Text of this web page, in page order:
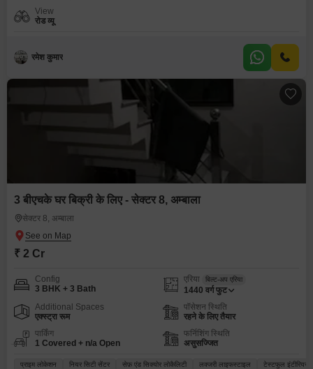
View
रोड व्यू
रमेश कुमार
3 बीएचके घर बिक्री के लिए - सेक्टर 8, अम्बाला
सेक्टर 8, अम्बाला
₹ 2 Cr
Config
3 BHK + 3 Bath
एरिया बिल्ट-अप एरिया
1440 वर्ग फुट
Additional Spaces
एक्स्ट्रा रूम
पॉसेशन स्थिति
रहने के लिए तैयार
पार्किंग
1 Covered + n/a Open
फर्निशिंग स्थिति
असुसज्जित
प्राइम लोकेशन नियर सिटी सेंटर सेफ़ एंड सिक्योर लोकैलिटी लक्जरी लाइफस्टाइल टेस्टफुल इंटीरियर्स